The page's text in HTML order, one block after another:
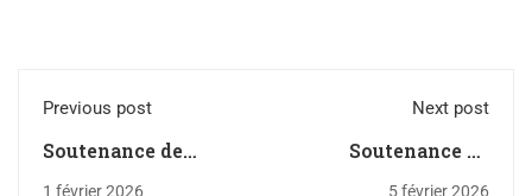
Previous post
Soutenance de
Doctorat de Mme
1 février 2026
Next post
Soutenance de
Doctorat de Mme
5 février 2026